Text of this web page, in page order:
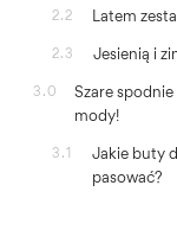
2.2 Latem
2.3 Jesienią i
3.0
Szare
mody!
3.1
Jakie buty
pasować?